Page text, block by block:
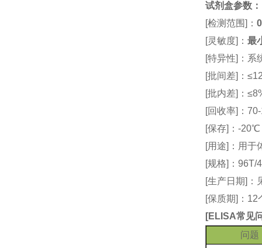
试剂盒参数 ：
[检测范围]：
[灵敏度]：最
[特异性]：系
[批间差]：
[批内差]：
[回收率]：
[保存]：-
[用途]：用于
[规格]：96T/
[生产日期]：
[保质期]：
[ELISA常见
问题